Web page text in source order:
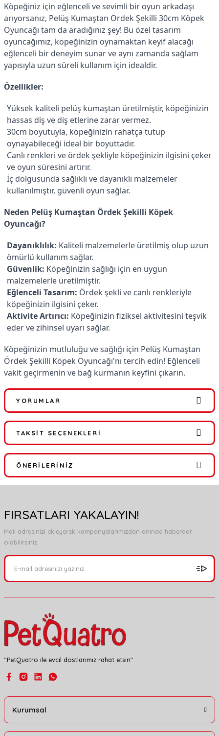
Köpeğiniz için eğlenceli ve sevimli bir oyun arkadaşı
arıyorsanız, Pelüş Kumaştan Ördek Şekilli 30cm Köpek
Oyuncağı tam da aradığınız şey! Bu özel tasarım
oyuncağımız, köpeğinizin oynamaktan keyif alacağı
eğlenceli bir deneyim sunar ve aynı zamanda sağlam
yapısıyla uzun süreli kullanım için idealdir.
Özellikler:
Yüksek kaliteli pelüş kumaştan üretilmiştir, köpeğinizin
hassas diş ve diş etlerine zarar vermez.
30cm boyutuyla, köpeğinizin rahatça tutup
oynayabileceği ideal bir boyuttadır.
Canlı renkleri ve ördek şekliyle köpeğinizin ilgisini çeker
ve oyun süresini artırır.
İç dolgusunda sağlıklı ve dayanıklı malzemeler
kullanılmıştır, güvenli oyun sağlar.
Neden Pelüş Kumaştan Ördek Şekilli Köpek
Oyuncağı?
Dayanıklılık: Kaliteli malzemelerle üretilmiş olup uzun
ömürlü kullanım sağlar.
Güvenlik: Köpeğinizin sağlığı için en uygun
malzemelerle üretilmiştir.
Eğlenceli Tasarım: Ördek şekli ve canlı renkleriyle
köpeğinizin ilgisini çeker.
Aktivite Artırıcı: Köpeğinizin fiziksel aktivitesini teşvik
eder ve zihinsel uyarı sağlar.
Köpeğinizin mutluluğu ve sağlığı için Pelüş Kumaştan
Ördek Şekilli Köpek Oyuncağı'nı tercih edin! Eğlenceli
vakit geçirmenin ve bağ kurmanın keyfini çıkarın.
YORUMLAR
Bu ürüne ilk yorumu siz yapın!
TAKSIT SEÇENEKLERI
ÖNERILERINIZ
tarafımıza iletebilirsiniz.
Görüş ve önerileriniz için teşekkür ederiz.
Ürün resmi kalitesiz, bozuk veya görüntülenemiyor.
Ürün bilgilerinde hatalar bulunuyor.
FIRSATLARI YAKALAYIN!
Mail adresinizi ekleyerek kampanyalarımızdan anında haberdar
olabilirsiniz.
''PetQuatro ile evcil dostlarımız rahat etsin''
Kurumsal